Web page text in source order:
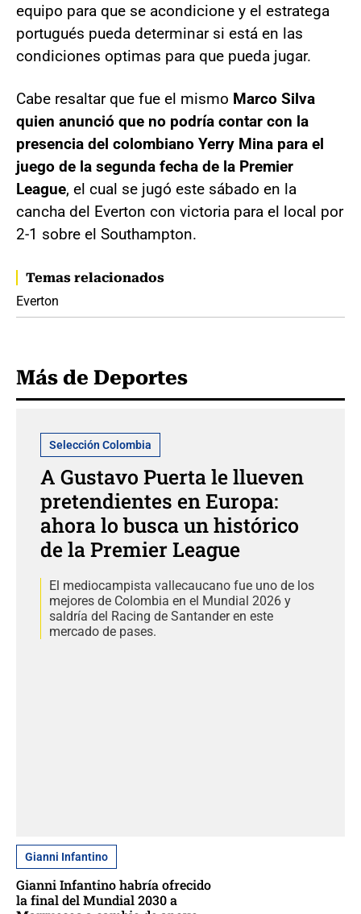
equipo para que se acondicione y el estratega
portugués pueda determinar si está en las
condiciones optimas para que pueda jugar.
Cabe resaltar que fue el mismo Marco Silva
quien anunció que no podría contar con la
presencia del colombiano Yerry Mina para el
juego de la segunda fecha de la Premier
League, el cual se jugó este sábado en la
cancha del Everton con victoria para el local por
2-1 sobre el Southampton.
Temas relacionados
Everton
Más de Deportes
Selección Colombia
A Gustavo Puerta le llueven
pretendientes en Europa:
ahora lo busca un histórico
de la Premier League
El mediocampista vallecaucano fue uno de los
mejores de Colombia en el Mundial 2026 y
saldría del Racing de Santander en este
mercado de pases.
Gianni Infantino
Gianni Infantino habría ofrecido
la final del Mundial 2030 a